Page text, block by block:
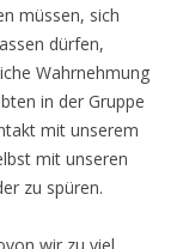
müssen, sich
dürfen,
Wahrnehmung
in der Gruppe
mit unserem
mit unseren
zu spüren.
wir zu viel